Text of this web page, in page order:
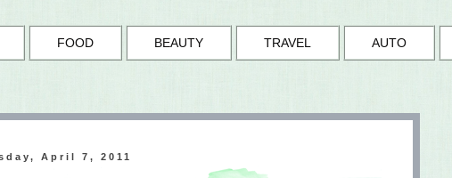
FOOD BEAUTY TRAVEL AUTO
April 7, 2011